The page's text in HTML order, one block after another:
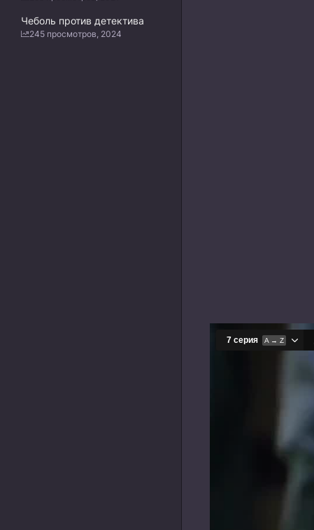
Чеболь против детектива
245 просмотров, 2024